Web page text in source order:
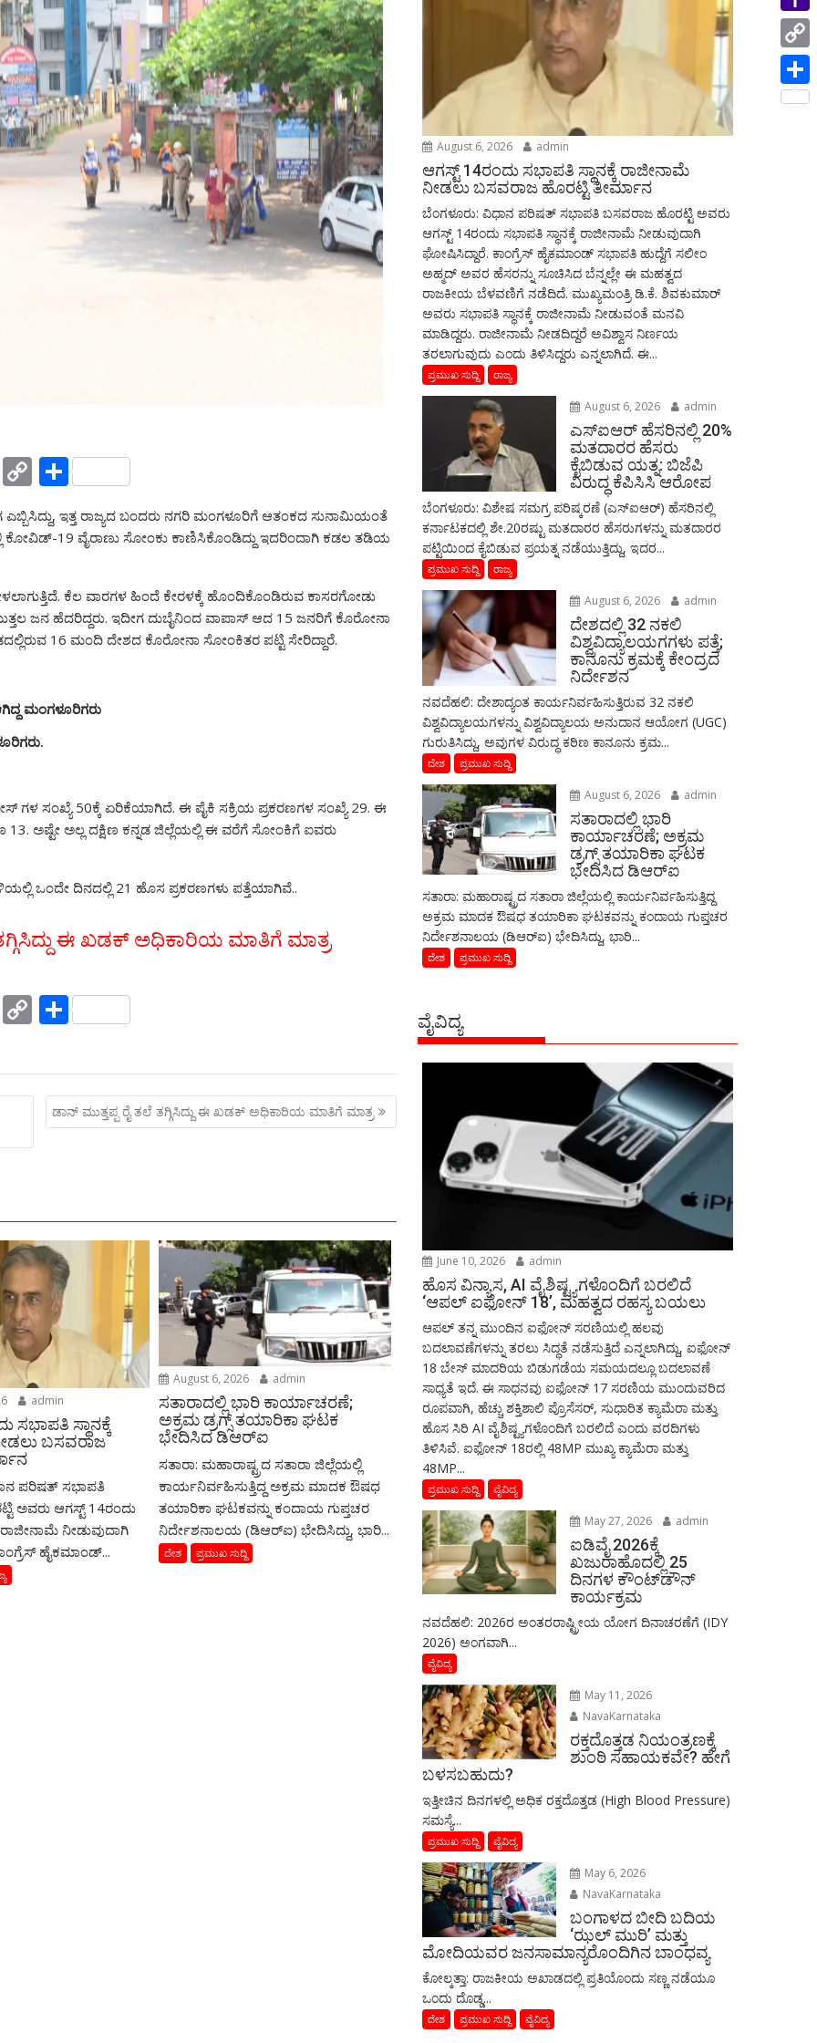
Y
a
C
o
p
Li
n
k
S
h
ar
e
ಇತ್ತ ರಾಜ್ಯದ ಬಂದರು ನಗರಿ ಮಂಗಳೂರಿಗೆ ಆತಂಕದ ಸುನಾಮಿಯಂತೆ
ಕೋವಿಡ್-19 ವೈರಾಣು ಸೋಂಕು ಕಾಣಿಸಿಕೊಂಡಿದ್ದು ಇದರಿಂದಾಗಿ ಕಡಲ ತಡಿಯ
ಕೆಲ ವಾರಗಳ ಹಿಂದೆ ಕೇರಳಕ್ಕೆ ಹೊಂದಿಕೊಂಡಿರುವ ಕಾಸರಗೋಡು
ಜನ ಹೆದರಿದ್ದರು. ಇದೀಗ ದುಬೈನಿಂದ ವಾಪಾಸ್ ಆದ 15 ಜನರಿಗೆ ಕೊರೋನಾ
16 ಮಂದಿ ದೇಶದ ಕೊರೋನಾ ಸೋಂಕಿತರ ಪಟ್ಟಿ ಸೇರಿದ್ದಾರೆ.
ಮಂಗಳೂರಿಗರು
ಗಳ ಸಂಖ್ಯೆ 50ಕ್ಕೆ ಏರಿಕೆಯಾಗಿದೆ. ಈ ಪೈಕಿ ಸಕ್ರಿಯ ಪ್ರಕರಣಗಳ ಸಂಖ್ಯೆ 29. ಈ
ಅಷ್ಟೇ ಅಲ್ಲ ದಕ್ಷಿಣ ಕನ್ನಡ ಜಿಲ್ಲೆಯಲ್ಲಿ ಈ ವರೆಗೆ ಸೋಂಕಿಗೆ ಐವರು
ಒಂದೇ ದಿನದಲ್ಲಿ 21 ಹೊಸ ಪ್ರಕರಣಗಳು ಪತ್ತೆಯಾಗಿವೆ..
ತಗ್ಗಿಸಿದ್ದು ಈ ಖಡಕ್ ಅಧಿಕಾರಿಯ ಮಾತಿಗೆ ಮಾತ್ರ
Y C
p
y
Li
n
S
ar
e
ಡಾನ್ ಮುತ್ತಪ್ಪ ರೈ ತಲೆ ತಗ್ಗಿಸಿದ್ದು ಈ ಖಡಕ್ ಅಧಿಕಾರಿಯ ಮಾತಿಗೆ ಮಾತ್ರ
admin
ಸಭಾಪತಿ ಸ್ಥಾನಕ್ಕೆ
ಬಸವರಾಜ
ಪರಿಷತ್ ಸಭಾಪತಿ
ಅವರು ಆಗಸ್ಟ್‌ 14ರಂದು
ರಾಜೀನಾಮೆ ನೀಡುವುದಾಗಿ
ಹೈಕಮಾಂಡ್...
August 6, 2026 admin
ಸತಾರಾದಲ್ಲಿ ಭಾರಿ ಕಾರ್ಯಾಚರಣೆ;
ಅಕ್ರಮ ಡ್ರಗ್ಸ್ ತಯಾರಿಕಾ ಘಟಕ
ಭೇದಿಸಿದ ಡಿಆರ್‌ಐ
ಸತಾರಾ: ಮಹಾರಾಷ್ಟ್ರದ ಸತಾರಾ ಜಿಲ್ಲೆಯಲ್ಲಿ
ಕಾರ್ಯನಿರ್ವಹಿಸುತ್ತಿದ್ದ ಅಕ್ರಮ ಮಾದಕ ಔಷಧ
ತಯಾರಿಕಾ ಘಟಕವನ್ನು ಕಂದಾಯ ಗುಪ್ತಚರ
ನಿರ್ದೇಶನಾಲಯ (ಡಿಆರ್‌ಐ) ಭೇದಿಸಿದ್ದು, ಭಾರಿ...
ದೇಶ ಪ್ರಮುಖ ಸುದ್ದಿ
August 6, 2026 admin
ಆಗಸ್ಟ್‌ 14ರಂದು ಸಭಾಪತಿ ಸ್ಥಾನಕ್ಕೆ ರಾಜೀನಾಮೆ
ನೀಡಲು ಬಸವರಾಜ ಹೊರಟ್ಟಿ ತೀರ್ಮಾನ
ಬೆಂಗಳೂರು: ವಿಧಾನ ಪರಿಷತ್ ಸಭಾಪತಿ ಬಸವರಾಜ ಹೊರಟ್ಟಿ ಅವರು
ಆಗಸ್ಟ್‌ 14ರಂದು ಸಭಾಪತಿ ಸ್ಥಾನಕ್ಕೆ ರಾಜೀನಾಮೆ ನೀಡುವುದಾಗಿ
ಘೋಷಿಸಿದ್ದಾರೆ. ಕಾಂಗ್ರೆಸ್ ಹೈಕಮಾಂಡ್ ಸಭಾಪತಿ ಹುದ್ದೆಗೆ ಸಲೀಂ
ಅಹ್ಮದ್ ಅವರ ಹೆಸರನ್ನು ಸೂಚಿಸಿದ ಬೆನ್ನಲ್ಲೇ ಈ ಮಹತ್ವದ
ರಾಜಕೀಯ ಬೆಳವಣಿಗೆ ನಡೆದಿದೆ. ಮುಖ್ಯಮಂತ್ರಿ ಡಿ.ಕೆ. ಶಿವಕುಮಾರ್
ಅವರು ಸಭಾಪತಿ ಸ್ಥಾನಕ್ಕೆ ರಾಜೀನಾಮೆ ನೀಡುವಂತೆ ಮನವಿ
ಮಾಡಿದ್ದರು. ರಾಜೀನಾಮೆ ನೀಡದಿದ್ದರೆ ಅವಿಶ್ವಾಸ ನಿರ್ಣಯ
ತರಲಾಗುವುದು ಎಂದು ತಿಳಿಸಿದ್ದರು ಎನ್ನಲಾಗಿದೆ. ಈ...
ಪ್ರಮುಖ ಸುದ್ದಿ ರಾಜ್ಯ
August 6, 2026 admin
ಎಸ್‌ಐಆರ್‌ ಹೆಸರಿನಲ್ಲಿ 20%
ಮತದಾರರ ಹೆಸರು
ಕೈಬಿಡುವ ಯತ್ನ: ಬಿಜೆಪಿ
ವಿರುದ್ಧ ಕೆಪಿಸಿಸಿ ಆರೋಪ
ಬೆಂಗಳೂರು: ವಿಶೇಷ ಸಮಗ್ರ ಪರಿಷ್ಕರಣೆ (ಎಸ್‌ಐಆರ್‌) ಹೆಸರಿನಲ್ಲಿ
ಕರ್ನಾಟಕದಲ್ಲಿ ಶೇ.20ರಷ್ಟು ಮತದಾರರ ಹೆಸರುಗಳನ್ನು ಮತದಾರರ
ಪಟ್ಟಿಯಿಂದ ಕೈಬಿಡುವ ಪ್ರಯತ್ನ ನಡೆಯುತ್ತಿದ್ದು, ಇದರ...
ಪ್ರಮುಖ ಸುದ್ದಿ ರಾಜ್ಯ
August 6, 2026 admin
ದೇಶದಲ್ಲಿ 32 ನಕಲಿ
ವಿಶ್ವವಿದ್ಯಾಲಯಗಗಳು ಪತ್ತೆ;
ಕಾನೂನು ಕ್ರಮಕ್ಕೆ ಕೇಂದ್ರದ
ನಿರ್ದೇಶನ
ನವದೆಹಲಿ: ದೇಶಾದ್ಯಂತ ಕಾರ್ಯನಿರ್ವಹಿಸುತ್ತಿರುವ 32 ನಕಲಿ
ವಿಶ್ವವಿದ್ಯಾಲಯಗಳನ್ನು ವಿಶ್ವವಿದ್ಯಾಲಯ ಅನುದಾನ ಆಯೋಗ (UGC)
ಗುರುತಿಸಿದ್ದು, ಅವುಗಳ ವಿರುದ್ಧ ಕಠಿಣ ಕಾನೂನು ಕ್ರಮ...
ದೇಶ ಪ್ರಮುಖ ಸುದ್ದಿ
August 6, 2026 admin
ಸತಾರಾದಲ್ಲಿ ಭಾರಿ
ಕಾರ್ಯಾಚರಣೆ; ಅಕ್ರಮ
ಡ್ರಗ್ಸ್ ತಯಾರಿಕಾ ಘಟಕ
ಭೇದಿಸಿದ ಡಿಆರ್‌ಐ
ಸತಾರಾ: ಮಹಾರಾಷ್ಟ್ರದ ಸತಾರಾ ಜಿಲ್ಲೆಯಲ್ಲಿ ಕಾರ್ಯನಿರ್ವಹಿಸುತ್ತಿದ್ದ
ಅಕ್ರಮ ಮಾದಕ ಔಷಧ ತಯಾರಿಕಾ ಘಟಕವನ್ನು ಕಂದಾಯ ಗುಪ್ತಚರ
ನಿರ್ದೇಶನಾಲಯ (ಡಿಆರ್‌ಐ) ಭೇದಿಸಿದ್ದು, ಭಾರಿ...
ದೇಶ ಪ್ರಮುಖ ಸುದ್ದಿ
ವೈವಿದ್ಯ
June 10, 2026 admin
ಹೊಸ ವಿನ್ಯಾಸ, AI ವೈಶಿಷ್ಟ್ಯಗಳೊಂದಿಗೆ ಬರಲಿದೆ
‘ಆಪಲ್ ಐಫೋನ್ 18’, ಮಹತ್ವದ ರಹಸ್ಯ ಬಯಲು
ಆಪಲ್ ತನ್ನ ಮುಂದಿನ ಐಫೋನ್ ಸರಣಿಯಲ್ಲಿ ಹಲವು
ಬದಲಾವಣೆಗಳನ್ನು ತರಲು ಸಿದ್ಧತೆ ನಡೆಸುತ್ತಿದೆ ಎನ್ನಲಾಗಿದ್ದು, ಐಫೋನ್
18 ಬೇಸ್ ಮಾದರಿಯ ಬಿಡುಗಡೆಯ ಸಮಯದಲ್ಲೂ ಬದಲಾವಣೆ
ಸಾಧ್ಯತೆ ಇದೆ. ಈ ಸಾಧನವು ಐಫೋನ್ 17 ಸರಣಿಯ ಮುಂದುವರಿದ
ರೂಪವಾಗಿ, ಹೆಚ್ಚು ಶಕ್ತಿಶಾಲಿ ಪ್ರೊಸೆಸರ್, ಸುಧಾರಿತ ಕ್ಯಾಮೆರಾ ಮತ್ತು
ಹೊಸ ಸಿರಿ AI ವೈಶಿಷ್ಟ್ಯಗಳೊಂದಿಗೆ ಬರಲಿದೆ ಎಂದು ವರದಿಗಳು
ತಿಳಿಸಿವೆ. ಐಫೋನ್ 18ರಲ್ಲಿ 48MP ಮುಖ್ಯ ಕ್ಯಾಮೆರಾ ಮತ್ತು
48MP...
ಪ್ರಮುಖ ಸುದ್ದಿ ವೈವಿದ್ಯ
May 27, 2026 admin
ಐಡಿವೈ 2026ಕ್ಕೆ
ಖಜುರಾಹೊದಲ್ಲಿ 25
ದಿನಗಳ ಕೌಂಟ್‌ಡೌನ್
ಕಾರ್ಯಕ್ರಮ
ನವದೆಹಲಿ: 2026ರ ಅಂತರರಾಷ್ಟ್ರೀಯ ಯೋಗ ದಿನಾಚರಣೆಗೆ (IDY
2026) ಅಂಗವಾಗಿ...
ವೈವಿದ್ಯ
May 11, 2026
NavaKarnataka
ರಕ್ತದೊತ್ತಡ ನಿಯಂತ್ರಣಕ್ಕೆ
ಶುಂಠಿ ಸಹಾಯಕವೇ? ಹೇಗೆ
ಬಳಸಬಹುದು?
ಇತ್ತೀಚಿನ ದಿನಗಳಲ್ಲಿ ಅಧಿಕ ರಕ್ತದೊತ್ತಡ (High Blood Pressure)
ಸಮಸ್ಯೆ...
ಪ್ರಮುಖ ಸುದ್ದಿ ವೈವಿದ್ಯ
May 6, 2026
NavaKarnataka
ಬಂಗಾಳದ ಬೀದಿ ಬದಿಯ
‘ಝಲ್ ಮುರಿ’ ಮತ್ತು
ಮೋದಿಯವರ ಜನಸಾಮಾನ್ಯರೊಂದಿಗಿನ ಬಾಂಧವ್ಯ
​ಕೋಲ್ಕತ್ತಾ: ರಾಜಕೀಯ ಅಖಾಡದಲ್ಲಿ ಪ್ರತಿಯೊಂದು ಸಣ್ಣ ನಡೆಯೂ
ಒಂದು ದೊಡ್ಡ...
ದೇಶ ಪ್ರಮುಖ ಸುದ್ದಿ ವೈವಿದ್ಯ
p
a
m
n
g
e
ii
n
e
s
s
a
Y
a
h
C
o
S